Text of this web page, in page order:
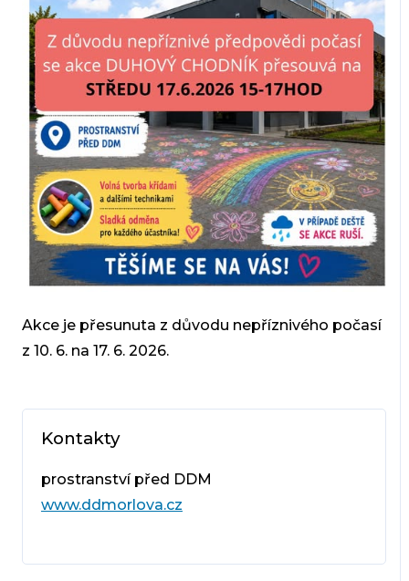
Akce je přesunuta z důvodu nepříznivého počasí
z 10. 6. na 17. 6. 2026.
Kontakty
prostranství před DDM
www.ddmorlova.cz